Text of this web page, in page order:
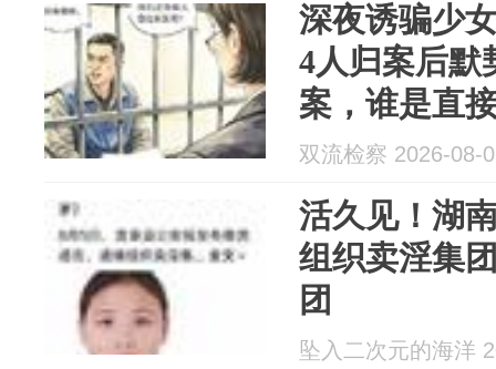
深夜诱骗少
4人归案后默
案，谁是直
双流检察 2026-08-
活久见！湖
组织卖淫集
团
坠入二次元的海洋